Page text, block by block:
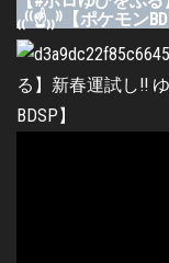
₍₍⁽⁽☝₎₎⁾⁾【ポケモン